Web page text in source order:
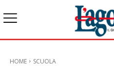
HOME SCUOLA